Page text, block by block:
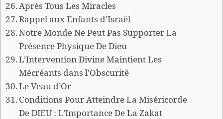
Après Tous Les Miracles
Rappel aux Enfants d’Israël
Notre Monde Ne Peut Pas Supporter La
Présence Physique De Dieu
L’Intervention Divine Maintient Les
Mécréants dans l’Obscurité
Le Veau d’Or
Conditions Pour Atteindre La Miséricorde
De DIEU : L’Importance De La Zakat